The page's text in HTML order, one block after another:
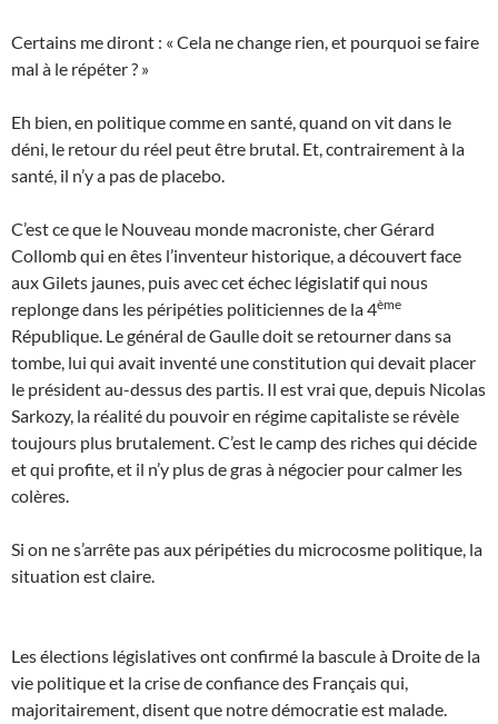
Certains me diront : « Cela ne change rien, et pourquoi se faire
mal à le répéter ? »
Eh bien, en politique comme en santé, quand on vit dans le
déni, le retour du réel peut être brutal. Et, contrairement à la
santé, il n’y a pas de placebo.
C’est ce que le Nouveau monde macroniste, cher Gérard
Collomb qui en êtes l’inventeur historique, a découvert face
aux Gilets jaunes, puis avec cet échec législatif qui nous
replonge dans les péripéties politiciennes de la 4ème
République. Le général de Gaulle doit se retourner dans sa
tombe, lui qui avait inventé une constitution qui devait placer
le président au-dessus des partis. Il est vrai que, depuis Nicolas
Sarkozy, la réalité du pouvoir en régime capitaliste se révèle
toujours plus brutalement. C’est le camp des riches qui décide
et qui profite, et il n’y plus de gras à négocier pour calmer les
colères.
Si on ne s’arrête pas aux péripéties du microcosme politique, la
situation est claire.
Les élections législatives ont confirmé la bascule à Droite de la
vie politique et la crise de confiance des Français qui,
majoritairement, disent que notre démocratie est malade.